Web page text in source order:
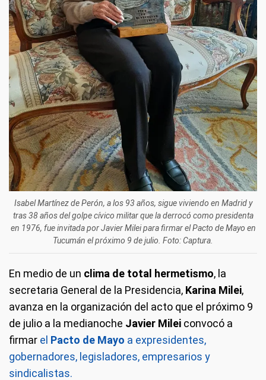
Isabel Martínez de Perón, a los 93 años, sigue viviendo en Madrid y
tras 38 años del golpe cívico militar que la derrocó como presidenta
en 1976, fue invitada por Javier Milei para firmar el Pacto de Mayo en
Tucumán el próximo 9 de julio. Foto: Captura.
En medio de un clima de total hermetismo, la
secretaria General de la Presidencia, Karina Milei,
avanza en la organización del acto que el próximo 9
de julio a la medianoche Javier Milei convocó a
firmar el Pacto de Mayo a expresidentes,
gobernadores, legisladores, empresarios y
sindicalistas.